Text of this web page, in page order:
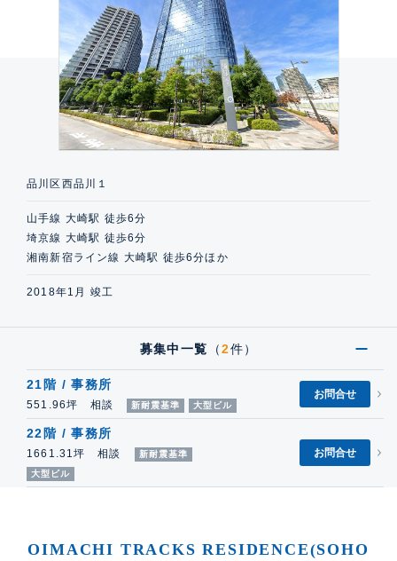
品川区西品川１
山手線 大崎駅 徒歩6分
埼京線 大崎駅 徒歩6分
湘南新宿ライン線 大崎駅 徒歩6分ほか
2018年1月 竣工
募集中一覧 （2件）
21階 / 事務所
551.96坪 相談 新耐震基準 大型ビル
お問合せ
22階 / 事務所
1661.31坪 相談
新耐震基準
大型ビル
お問合せ
OIMACHI TRACKS RESIDENCE(SOHO